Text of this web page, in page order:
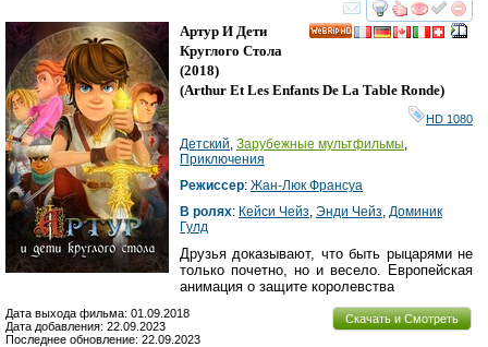
смотреть
Артур И Дети
Круглого Стола
(2018)
(Arthur Et Les Enfants De La Table Ronde)
HD 1080
Детский, Зарубежные мультфильмы,
Приключения
Режиссер: Жан-Люк Франсуа
В ролях: Кейси Чейз, Энди Чейз, Доминик
Гулд
Друзья доказывают, что быть рыцарями не
только почетно, но и весело. Европейская
анимация о защите королевства
Скачать и Смотреть
Дата выхода фильма: 01.09.2018
Дата добавления: 22.09.2023
Последнее обновление: 22.09.2023